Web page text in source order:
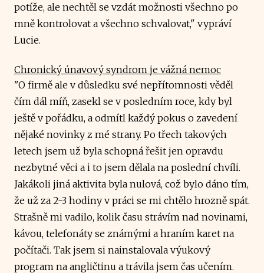
potíže, ale nechtěl se vzdát možnosti všechno po
mně kontrolovat a všechno schvalovat," vypráví
Lucie.
Chronický únavový syndrom je vážná nemoc
"O firmě ale v důsledku své nepřítomnosti věděl
čím dál míň, zasekl se v posledním roce, kdy byl
ještě v pořádku, a odmítl každý pokus o zavedení
nějaké novinky z mé strany. Po třech takových
letech jsem už byla schopná řešit jen opravdu
nezbytné věci a i to jsem dělala na poslední chvíli.
Jakákoli jiná aktivita byla nulová, což bylo dáno tím,
že už za 2-3 hodiny v práci se mi chtělo hrozně spát.
Strašně mi vadilo, kolik času strávím nad novinami,
kávou, telefonáty se známými a hraním karet na
počítači. Tak jsem si nainstalovala výukový
program na angličtinu a trávila jsem čas učením.